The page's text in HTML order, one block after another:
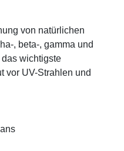
von natürlichen
, beta-, gamma und
wichtigste
vor UV-Strahlen und